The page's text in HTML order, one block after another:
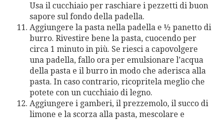
Usa il cucchiaio per raschiare i pezzetti di buon
sapore sul fondo della padella.
Aggiungere la pasta nella padella e ½ panetto di
burro. Rivestire bene la pasta, cuocendo per
circa 1 minuto in più. Se riesci a capovolgere
una padella, fallo ora per emulsionare l’acqua
della pasta e il burro in modo che aderisca alla
pasta. In caso contrario, ricopritela meglio che
potete con un cucchiaio di legno.
Aggiungere i gamberi, il prezzemolo, il succo di
limone e la scorza alla pasta, mescolare e